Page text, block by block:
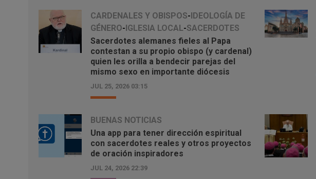
CARDENALES Y OBISPOS-IDEOLOGÍA DE
GÉNERO-IGLESIA LOCAL-SACERDOTES
Sacerdotes alemanes fieles al Papa
contestan a su propio obispo (y cardenal)
quien les orilla a bendecir parejas del
mismo sexo en importante diócesis
JUL 25, 2026 03:15
BUENAS NOTICIAS
Una app para tener dirección espiritual
con sacerdotes reales y otros proyectos
de oración inspiradores
JUL 24, 2026 22:39